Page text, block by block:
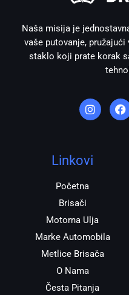
Naša misija je
vaše putovanje,
staklo koji prate korak
n
s
t
r
a
a
c
e
Linkovi
Početna
Brisači
Motorna Ulja
Marke Automobila
Metlice Brisača
O Nama
Česta Pitanja